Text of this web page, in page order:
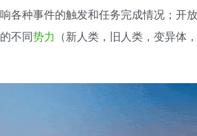
各种事件的触发和任务完成情况；开
不同势力 （新人类，旧人类，变异体，